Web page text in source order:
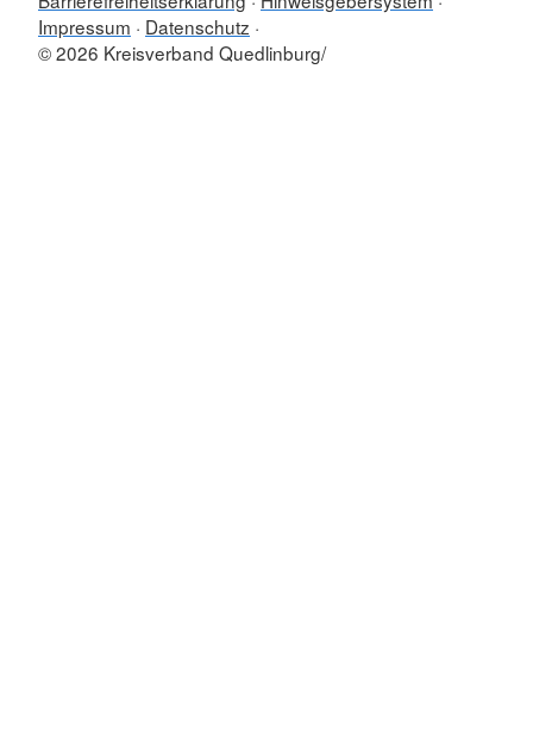
Impressum
Datenschutz
© 2026 Kreisverband Quedlinburg/